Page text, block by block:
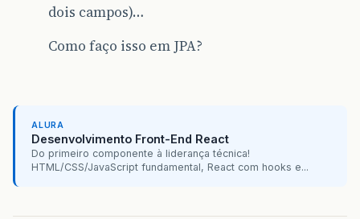
dois campos)…
Como faço isso em JPA?
ALURA
Desenvolvimento Front-End React
Do primeiro componente à liderança técnica!
HTML/CSS/JavaScript fundamental, React com hooks e...